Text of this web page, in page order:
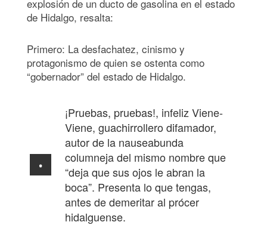
explosión de un ducto de gasolina en el estado
de Hidalgo, resalta:
Primero: La desfachatez, cinismo y
protagonismo de quien se ostenta como
“gobernador” del estado de Hidalgo.
¡Pruebas, pruebas!, infeliz Viene-
Viene, guachirrollero difamador,
autor de la nauseabunda
columneja del mismo nombre que
“deja que sus ojos le abran la
boca”. Presenta lo que tengas,
antes de demeritar al prócer
hidalguense.